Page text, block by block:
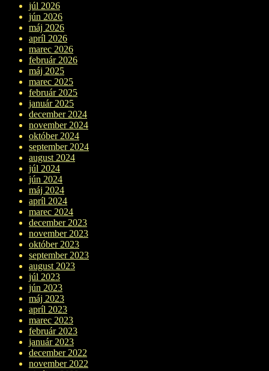
júl 2026
jún 2026
máj 2026
apríl 2026
marec 2026
február 2026
máj 2025
marec 2025
február 2025
január 2025
december 2024
november 2024
október 2024
september 2024
august 2024
júl 2024
jún 2024
máj 2024
apríl 2024
marec 2024
december 2023
november 2023
október 2023
september 2023
august 2023
júl 2023
jún 2023
máj 2023
apríl 2023
marec 2023
február 2023
január 2023
december 2022
november 2022